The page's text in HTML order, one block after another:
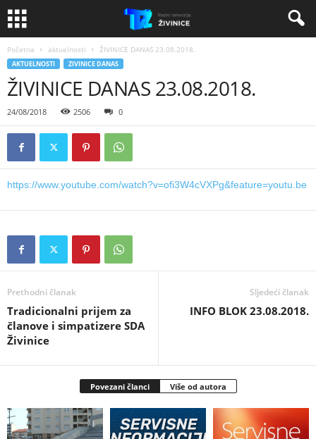
Početna aktuelnosti ŽIVINICE DANAS 23.08.2018.
AKTUELNOSTI ZIVINICE DANAS
ŽIVINICE DANAS 23.08.2018.
24/08/2018 2506 0
https://www.youtube.com/watch?v=ofi3W4cVXPg&feature=youtu.be
Prethodni članak
Tradicionalni prijem za
članove i simpatizere SDA
Živinice
Sljedeći članak
INFO BLOK 23.08.2018.
Povezani članci Više od autora